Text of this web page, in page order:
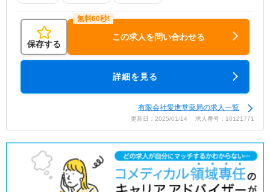
保存する
この求人を問い合わせる
詳細を見る
有限会社愛進堂薬局の求人一覧
更新日：2025/01/14 求人番号：10121771